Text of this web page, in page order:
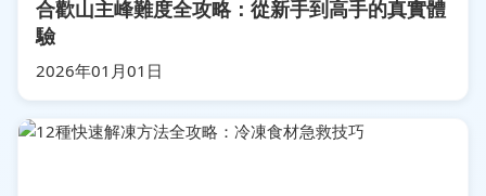
合歡山主峰難度全攻略：從新手到高手的真實體
驗
2026年01月01日